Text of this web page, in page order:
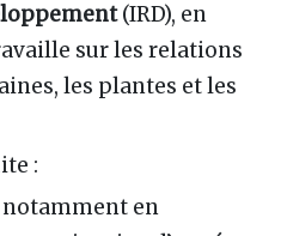
(IRD), en
sur les relations
les plantes et les
:
notamment en